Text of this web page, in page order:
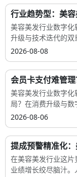
行业趋势型：美
美容美发行业数字
升级与技术迭代的
2026-08-08
会员卡支付难管
美容美发行业数字
局？在消费升级与
2026-08-06
提成预警精准化
在美容美发行业这
业绩增长绞尽脑汁